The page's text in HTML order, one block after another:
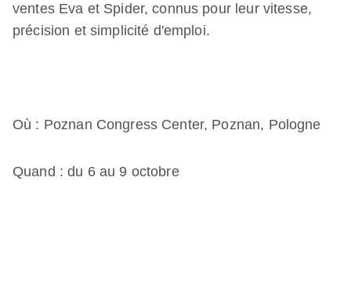
ventes Eva et Spider, connus pour leur vitesse,
précision et simplicité d'emploi.
Où : Poznan Congress Center, Poznan, Pologne
Quand : du 6 au 9 octobre